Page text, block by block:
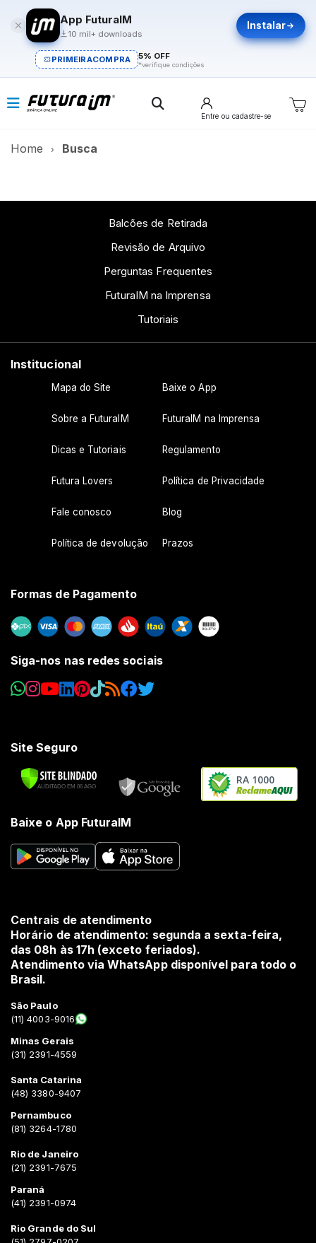
App FuturaIM
10 mil+ downloads
Instalar
PRIMEIRACOMPRA 5% OFF
*verifique condições
Entre ou cadastre-se
Home Busca
Balcões de Retirada
Revisão de Arquivo
Perguntas Frequentes
FuturaIM na Imprensa
Tutoriais
Institucional
Mapa do Site Baixe o App
Sobre a FuturaIM FuturaIM na Imprensa
Dicas e Tutoriais Regulamento
Futura Lovers Política de Privacidade
Fale conosco Blog
Política de devolução Prazos
Formas de Pagamento
Siga-nos nas redes sociais
Site Seguro
RA 1000
Baixe o App FuturaIM
Centrais de atendimento
Horário de atendimento: segunda a sexta-feira,
das 08h às 17h (exceto feriados).
Atendimento via WhatsApp disponível para todo o
Brasil.
São Paulo
(11) 4003-9016
Minas Gerais
(31) 2391-4559
Santa Catarina
(48) 3380-9407
Pernambuco
(81) 3264-1780
Rio de Janeiro
(21) 2391-7675
Paraná
(41) 2391-0974
Rio Grande do Sul